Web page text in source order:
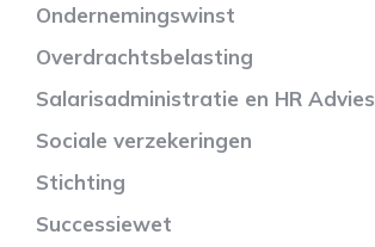
Ondernemingswinst
Overdrachtsbelasting
Salarisadministratie en HR Advies
Sociale verzekeringen
Stichting
Successiewet